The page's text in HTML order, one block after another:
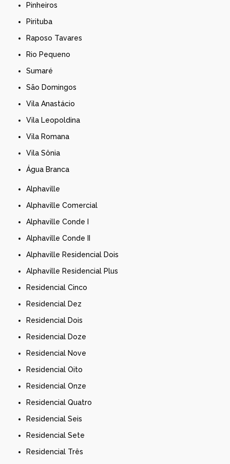
Pinheiros
Pirituba
Raposo Tavares
Rio Pequeno
Sumaré
São Domingos
Vila Anastácio
Vila Leopoldina
Vila Romana
Vila Sônia
Água Branca
Alphaville
Alphaville Comercial
Alphaville Conde I
Alphaville Conde II
Alphaville Residencial Dois
Alphaville Residencial Plus
Residencial Cinco
Residencial Dez
Residencial Dois
Residencial Doze
Residencial Nove
Residencial Oito
Residencial Onze
Residencial Quatro
Residencial Seis
Residencial Sete
Residencial Três